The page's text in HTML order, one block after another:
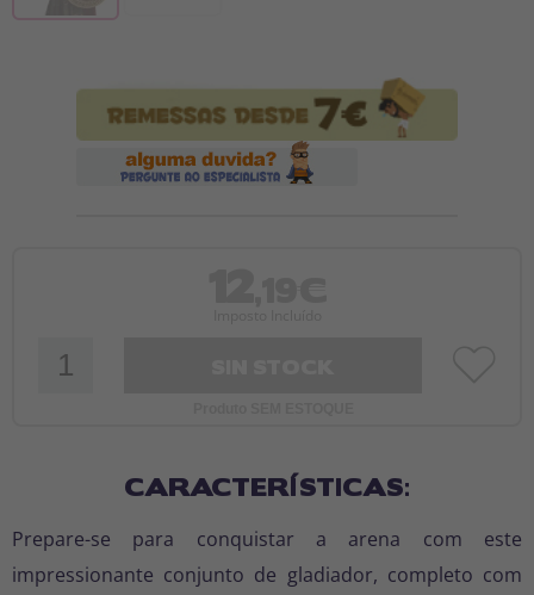
CARACTERÍSTICAS:
Prepare-se para conquistar a arena com este
impressionante conjunto de gladiador, completo com